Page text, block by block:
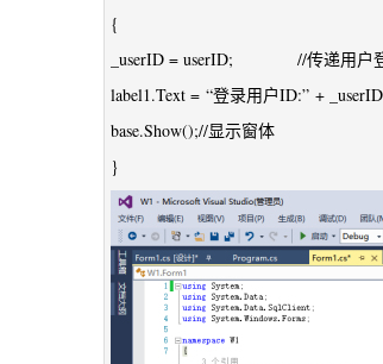
{
_userID = userID; //传递用户
label1.Text = “登录用户ID:” +
base.Show();//显示窗体
}